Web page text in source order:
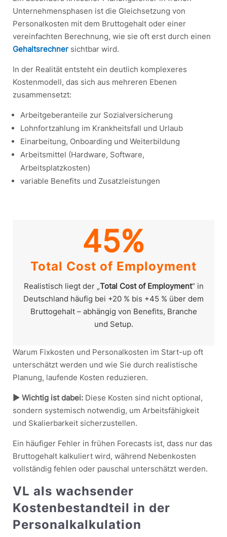
Unternehmensphasen ist die Gleichsetzung von
Personalkosten mit dem Bruttogehalt oder einer
vereinfachten Berechnung, wie sie oft erst durch einen
Gehaltsrechnersichtbar wird.
In der Realität entsteht ein deutlich komplexeres
Kostenmodell, das sich aus mehreren Ebenen
zusammensetzt:
Arbeitgeberanteile zur Sozialversicherung
Lohnfortzahlung im Krankheitsfall und Urlaub
Einarbeitung, Onboarding und Weiterbildung
Arbeitsmittel (Hardware, Software,
Arbeitsplatzkosten)
variable Benefits und Zusatzleistungen
45%
Total Cost of Employment
Realistisch liegt der „ Total Cost of Employment“ in
Deutschland häufig bei +20 % bis +45 % über dem
Bruttogehalt – abhängig von Benefits, Branche
und Setup.
Warum Fixkosten und Personalkosten im Start-up oft
unterschätzt werden und wie Sie durch realistische
Planung, laufende Kosten reduzieren.
► Wichtig ist dabei:Diese Kosten sind nicht optional,
sondern systemisch notwendig, um Arbeitsfähigkeit
und Skalierbarkeit sicherzustellen.
Ein häufiger Fehler in frühen Forecasts ist, dass nur das
Bruttogehalt kalkuliert wird, während Nebenkosten
vollständig fehlen oder pauschal unterschätzt werden.
VL als wachsender
Kostenbestandteil in der
Personalkalkulation